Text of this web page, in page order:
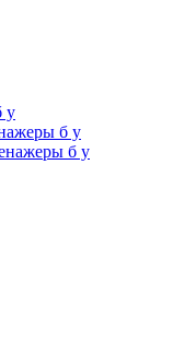
у
б у
б у